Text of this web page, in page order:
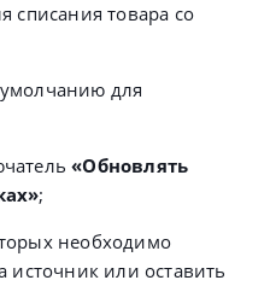
списания товара со
для
«Обновлять
;
необходимо
источник или оставить